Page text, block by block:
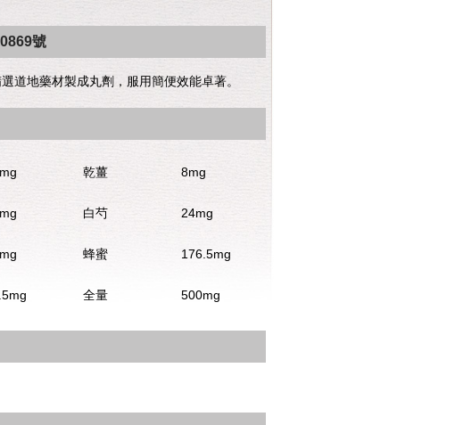
號
道地藥材製成丸劑，服用簡便效能卓著。
乾薑 8mg
白芍 24mg
蜂蜜 176.5mg
全量 500mg